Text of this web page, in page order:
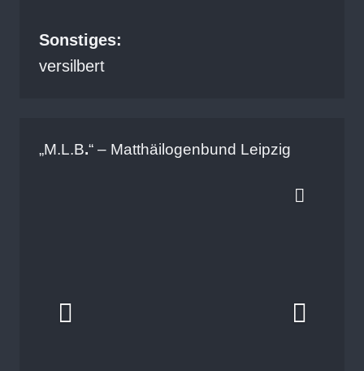
Sonstiges:
versilbert
„M.L.B.“ – Matthäilogenbund Leipzig